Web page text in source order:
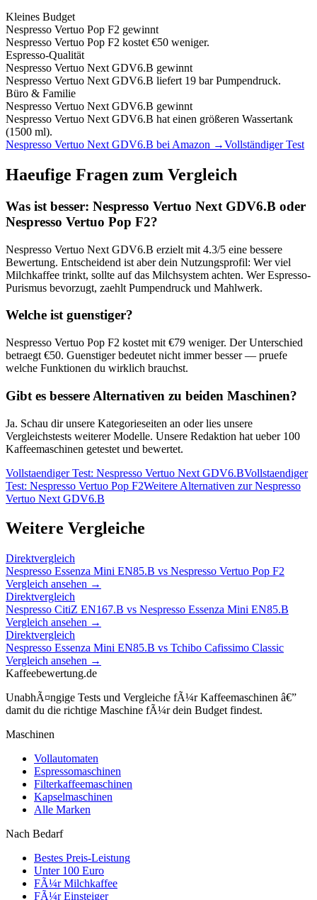
Kleines Budget
Nespresso Vertuo Pop F2 gewinnt
Nespresso Vertuo Pop F2 kostet €50 weniger.
Espresso-Qualität
Nespresso Vertuo Next GDV6.B gewinnt
Nespresso Vertuo Next GDV6.B liefert 19 bar Pumpendruck.
Büro & Familie
Nespresso Vertuo Next GDV6.B gewinnt
Nespresso Vertuo Next GDV6.B hat einen größeren Wassertank
(1500 ml).
Nespresso Vertuo Next GDV6.B bei Amazon →Vollständiger Test
Haeufige Fragen zum Vergleich
Was ist besser: Nespresso Vertuo Next GDV6.B oder
Nespresso Vertuo Pop F2?
Nespresso Vertuo Next GDV6.B erzielt mit 4.3/5 eine bessere
Bewertung. Entscheidend ist aber dein Nutzungsprofil: Wer viel
Milchkaffee trinkt, sollte auf das Milchsystem achten. Wer Espresso-
Purismus bevorzugt, zaehlt Pumpendruck und Mahlwerk.
Welche ist guenstiger?
Nespresso Vertuo Pop F2 kostet mit €79 weniger. Der Unterschied
betraegt €50. Guenstiger bedeutet nicht immer besser — pruefe
welche Funktionen du wirklich brauchst.
Gibt es bessere Alternativen zu beiden Maschinen?
Ja. Schau dir unsere Kategorieseiten an oder lies unsere
Vergleichstests weiterer Modelle. Unsere Redaktion hat ueber 100
Kaffeemaschinen getestet und bewertet.
Vollstaendiger Test: Nespresso Vertuo Next GDV6.BVollstaendiger
Test: Nespresso Vertuo Pop F2Weitere Alternativen zurNespresso
Vertuo Next GDV6.B
Weitere Vergleiche
Direktvergleich
Nespresso Essenza Mini EN85.B vs Nespresso Vertuo Pop F2
Vergleich ansehen →
Direktvergleich
Nespresso CitiZ EN167.B vs Nespresso Essenza Mini EN85.B
Vergleich ansehen →
Direktvergleich
Nespresso Essenza Mini EN85.B vs Tchibo Cafissimo Classic
Vergleich ansehen →
Kaffeebewertung.de
UnabhÃ¤ngige Tests und Vergleiche fÃ¼r Kaffeemaschinen â€”
damit du die richtige Maschine fÃ¼r dein Budget findest.
Maschinen
Vollautomaten
Espressomaschinen
Filterkaffeemaschinen
Kapselmaschinen
Alle Marken
Nach Bedarf
Bestes Preis-Leistung
Unter 100 Euro
FÃ¼r Milchkaffee
FÃ¼r Einsteiger